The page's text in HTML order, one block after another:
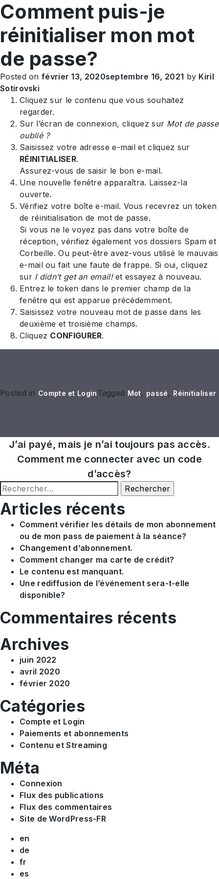
Comment puis-je
réinitialiser mon mot
de passe?
Posted on février 13, 2020septembre 16, 2021 by Kiril
Sotirovski
Cliquez sur le contenu que vous souhaitez
regarder.
Sur l’écran de connexion, cliquez sur Mot de passe
oublié ?
Saisissez votre adresse e-mail et cliquez sur
RÉINITIALISER.
Assurez-vous de saisir le bon e-mail.
Une nouvelle fenêtre apparaîtra. Laissez-la
ouverte.
Vérifiez votre boîte e-mail. Vous recevrez un token
de réinitialisation de mot de passe.
Si vous ne le voyez pas dans votre boîte de
réception, vérifiez également vos dossiers Spam et
Corbeille. Ou peut-être avez-vous utilisé le mauvais
e-mail ou fait une faute de frappe. Si oui, cliquez
sur I didn’t get an email!et essayez à nouveau.
Entrez le token dans le premier champ de la
fenêtre qui est apparue précédemment.
Saisissez votre nouveau mot de passe dans les
deuxième et troisième champs.
Cliquez CONFIGURER.
Posted in Compte et LoginTagged Mot, passé, Réinitialiser
Navigation
de
l’article
J’ai payé, mais je n’ai toujours pas accès.
Comment me connecter avec un code
d’accès?
Rechercher :
Articles récents
Comment vérifier les détails de mon abonnement
ou de mon pass de paiement à la séance?
Changement d’abonnement.
Comment changer ma carte de crédit?
Le contenu est manquant.
Une rediffusion de l’événement sera-t-elle
disponible?
Commentaires récents
Archives
juin 2022
avril 2020
février 2020
Catégories
Compte et Login
Paiements et abonnements
Contenu et Streaming
Méta
Connexion
Flux des publications
Flux des commentaires
Site de WordPress-FR
en
de
fr
es